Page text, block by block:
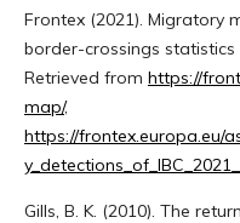
Frontex (2021). Migratory
border-crossings
Retrieved from https://
map/,
https://frontex.europa.eu/
Gills, B. K. (2010). The